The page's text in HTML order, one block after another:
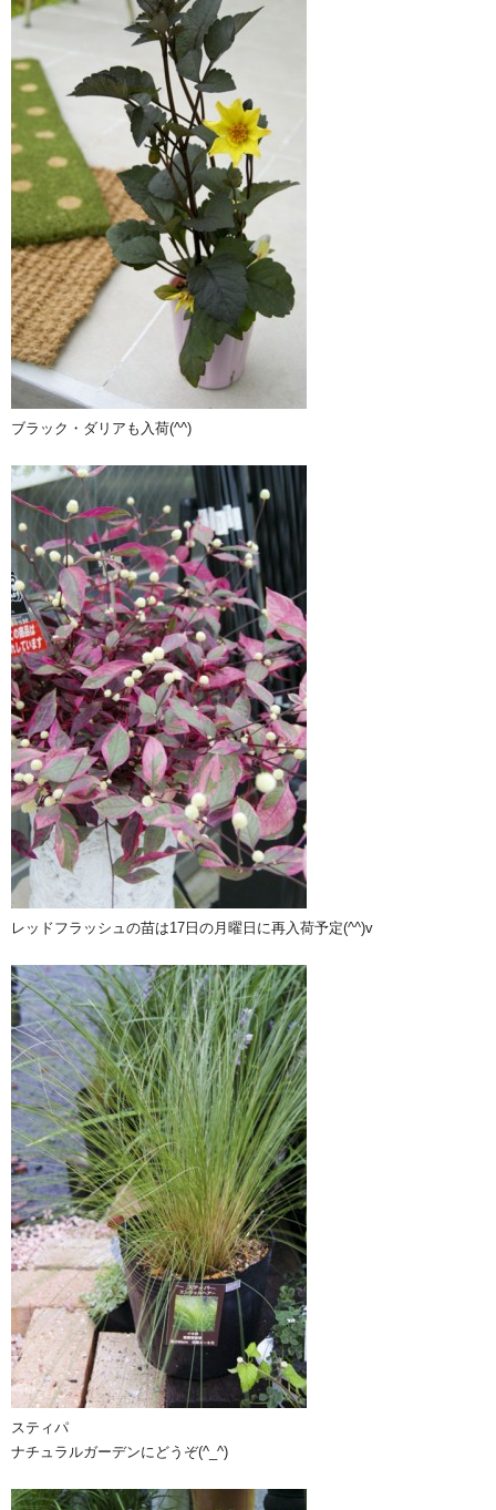
ブラック・ダリアも入荷(^^)
レッドフラッシュの苗は17日の月曜日に再入荷予定(^^)v
スティパ
ナチュラルガーデンにどうぞ(^_^)